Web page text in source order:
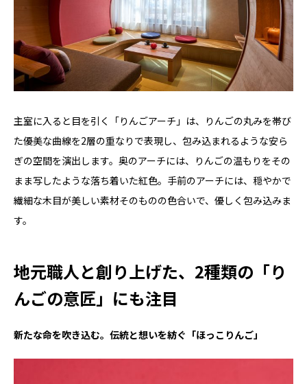
主室に入ると目を引く「りんごアーチ」は、りんごの丸みを帯び
た優美な曲線を2層の重なりで表現し、包み込まれるような安ら
ぎの空間を演出します。奥のアーチには、りんごの温もりをその
まま写したような落ち着いた紅色。手前のアーチには、穏やかで
繊細な木目が美しい素材そのものの色合いで、優しく包み込みま
す。
地元職人と創り上げた、2種類の「り
んごの意匠」にも注目
新たな命を吹き込む。伝統と想いを紡ぐ「ほっこりんご」